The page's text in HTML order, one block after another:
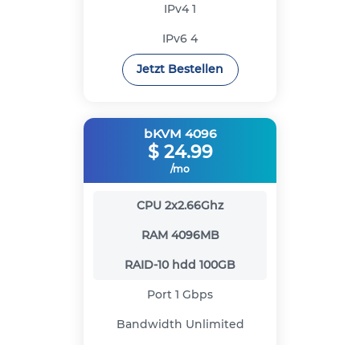
IPv41
IPv6 4
Jetzt Bestellen
bKVM 4096
$ 24.99
/mo
CPU 2x2.66Ghz
RAM 4096MB
RAID-10 hdd 100GB
Port 1 Gbps
Bandwidth Unlimited